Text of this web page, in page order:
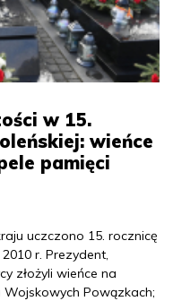
w 15.
wieńce
pamięci
uczczono 15. rocznicę
r. Prezydent,
złożyli wieńce na
Powązkach;